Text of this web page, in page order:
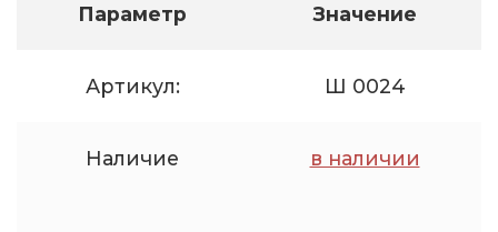
Параметр Значение
Артикул: Ш 0024
Наличие в наличии